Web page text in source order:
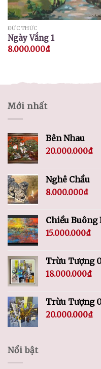
ĐỨC THỨC
Ngày Vắng 1
8.000.000₫
Mới nhất
Bên Nhau
20.000.000₫
Nghê Chầu
8.000.000₫
Chiều Buông
15.000.000₫
Trừu Tượng
18.000.000₫
Trừu Tượng
20.000.000₫
Nổi bật